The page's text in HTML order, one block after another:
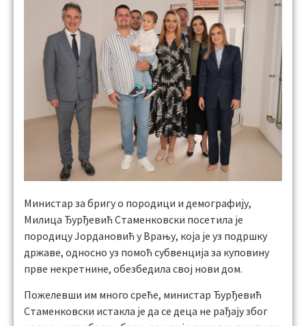
Министар за бригу о породици и демографију,
Милица Ђурђевић Стаменковски посетила је
породицу Јордановић у Врању, која је уз подршку
државе, односно уз помоћ субвенција за куповину
прве некретнине, обезбедила свој нови дом.
Пожелевши им много среће, министар Ђурђевић
Стаменковски истакла је да се деца не рађају због